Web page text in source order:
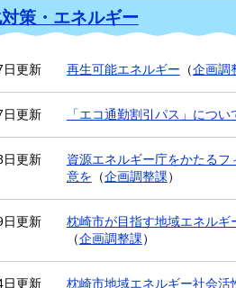
策・エネルギー
日更新 再生可能エネルギー （企画調
日更新 「エコ通勤割引パス」につい
日更新
資源エネルギー庁をかたるフ
意を （企画調整課）
日更新
枕崎市が目指す地域エネルギ
（企画調整課）
日更新 枕崎市地域エネルギー社会活